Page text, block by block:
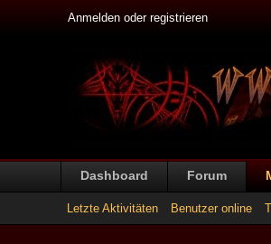
Anmelden oder registrieren
Dashboard Forum
Letzte Aktivitäten Benutzer online